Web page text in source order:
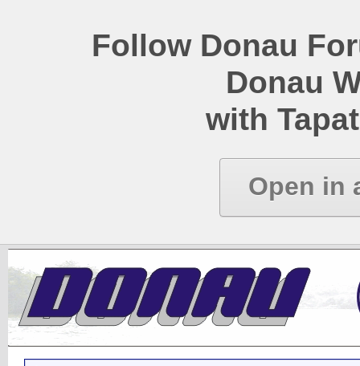
Follow Donau
Donau
with
Open in